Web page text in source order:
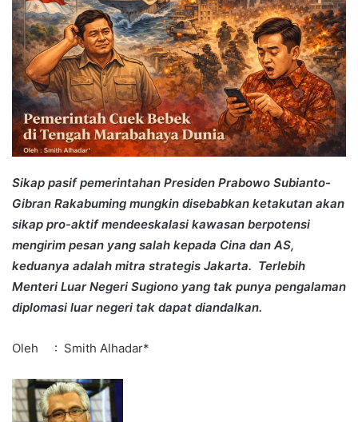
Sikap pasif pemerintahan Presiden Prabowo Subianto-
Gibran Rakabuming mungkin disebabkan ketakutan akan
sikap pro-aktif mendeeskalasi kawasan berpotensi
mengirim pesan yang salah kepada Cina dan AS,
keduanya adalah mitra strategis Jakarta. Terlebih
Menteri Luar Negeri Sugiono yang tak punya pengalaman
diplomasi luar negeri tak dapat diandalkan.
Oleh : Smith Alhadar*